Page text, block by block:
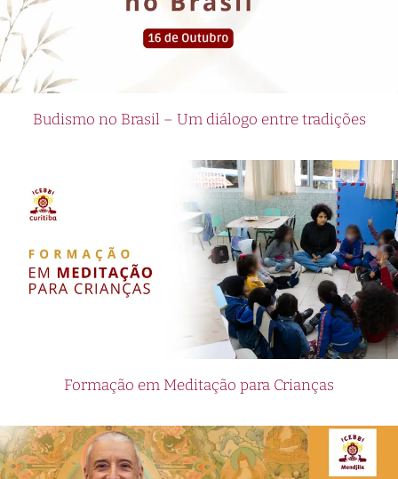
Budismo no Brasil – Um diálogo entre tradições
Formação em Meditação para Crianças